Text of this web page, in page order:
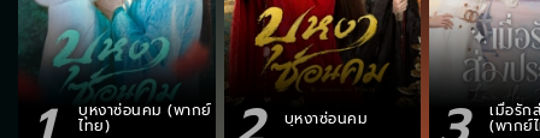
บุหงาซ่อนคม (พากย์
ไทย) บุหงาซ่อนคม เมื่อรัก
(พากย์